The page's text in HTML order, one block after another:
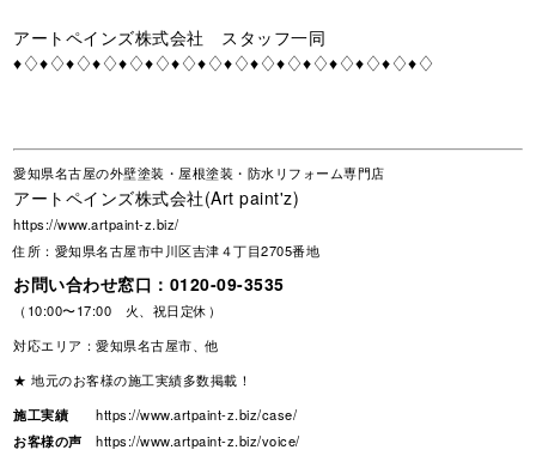
アートペインズ株式会社 スタッフ一同
♦♢♦♢♦♢♦♢♦♢♦♢♦♢♦♢♦♢♦♢♦♢♦♢♦♢♦♢♦♢♦♢
愛知県名古屋の外壁塗装・屋根塗装・防水リフォーム専門店
アートペインズ株式会社(Art paint'z)
https://www.artpaint-z.biz/
住所：愛知県名古屋市中川区吉津４丁目2705番地
お問い合わせ窓口： 0120-09-3535
（10:00〜17:00 火、祝日定休）
対応エリア：愛知県名古屋市、他
★ 地元のお客様の施工実績多数掲載！
施工実績
https://www.artpaint-z.biz/case/
お客様の声
https://www.artpaint-z.biz/voice/